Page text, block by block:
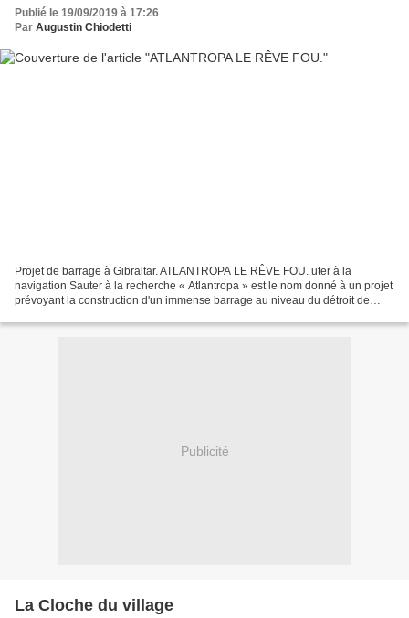
Publié le 19/09/2019 à 17:26
Par Augustin Chiodetti
Projet de barrage à Gibraltar. ATLANTROPA LE RÊVE FOU. uter à la
navigation Sauter à la recherche « Atlantropa » est le nom donné à un projet
prévoyant la construction d'un immense barrage au niveau du détroit de
Publicité
La Cloche du village